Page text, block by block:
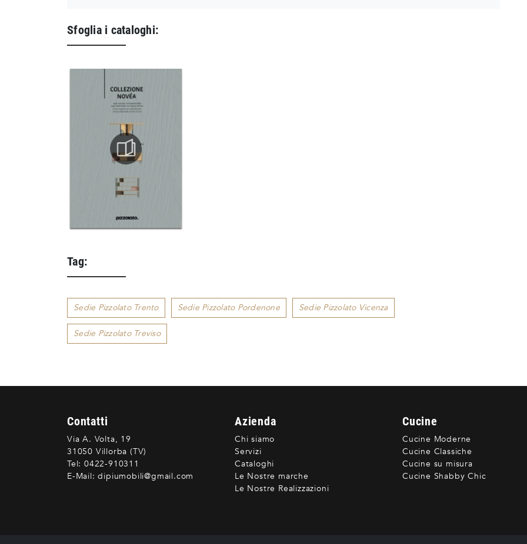
Sfoglia i cataloghi:
Tag:
Sedie Pizzolato Trento Sedie Pizzolato Pordenone Sedie Pizzolato Vicenza
Sedie Pizzolato Treviso
Contatti
Via A. Volta, 19
31050 Villorba (TV)
Tel: 0422-910311
E-Mail: dipiumobili@gmail.com
Azienda
Chi siamo
Servizi
Cataloghi
Le Nostre marche
Le Nostre Realizzazioni
Cucine
Cucine Moderne
Cucine Classiche
Cucine su misura
Cucine Shabby Chic